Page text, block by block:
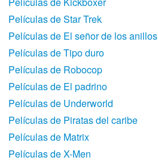
Películas de Star Trek
Películas de El señor de los anillos
Películas de Tipo duro
Películas de Robocop
Películas de El padrino
Películas de Underworld
Películas de Piratas del caribe
Películas de Matrix
Películas de X-Men